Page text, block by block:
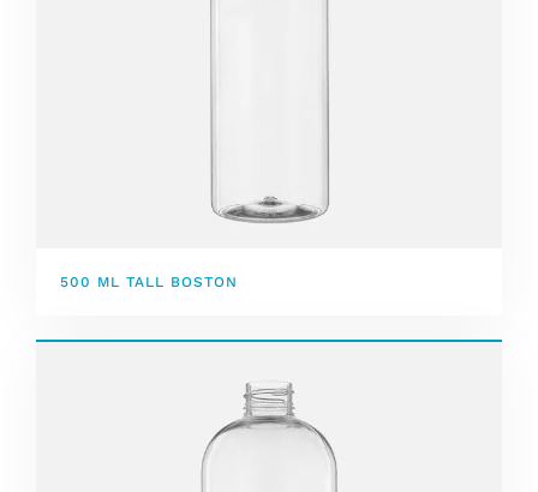
500 ML TALL BOSTON